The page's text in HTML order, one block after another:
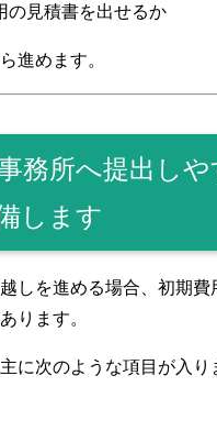
の見積書を出せるか
進めます。
務所へ提出し
します
しを進める場合、初期費
ります。
に次のような項目が入り